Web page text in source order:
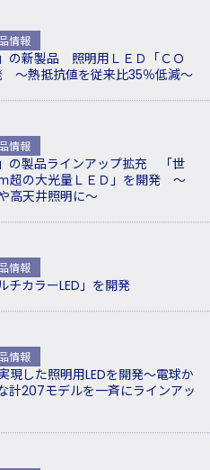
情報
の新製品 照明用ＬＥＤ「ＣＯ
熱抵抗値を従来比35％低減～
情報
の製品ラインアップ拡充 「世
超の大光量ＬＥＤ」を開発 ～
高天井照明に～
情報
チカラーLED」を開発
情報
現した照明用LEDを開発～電球か
計207モデルを一斉にラインアッ